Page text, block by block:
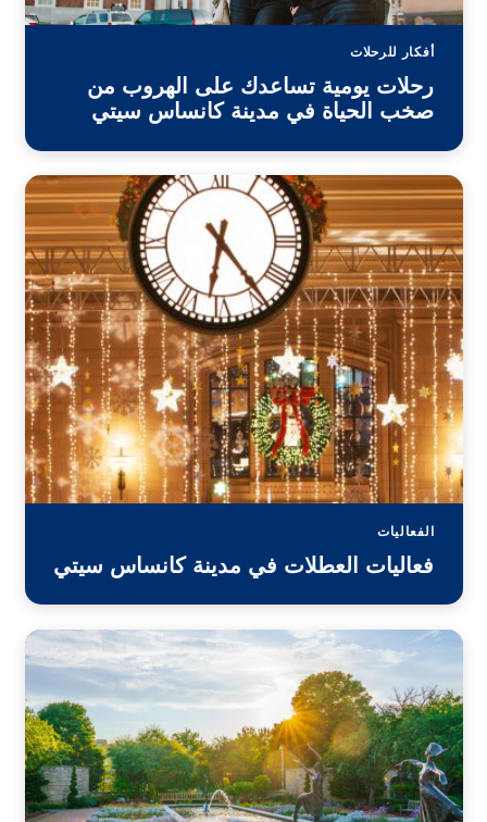
أفكار للرحلات
رحلات يومية تساعدك على الهروب من
صخب الحياة في مدينة كانساس سيتي
الفعاليات
فعاليات العطلات في مدينة كانساس سيتي